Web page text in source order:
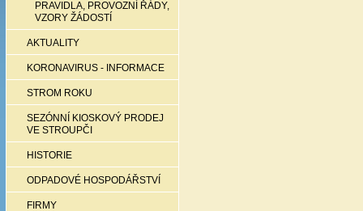
PRAVIDLA, PROVOZNÍ ŘÁDY,
VZORY ŽÁDOSTÍ
AKTUALITY
KORONAVIRUS - INFORMACE
STROM ROKU
SEZÓNNÍ KIOSKOVÝ PRODEJ
VE STROUPČI
HISTORIE
ODPADOVÉ HOSPODÁŘSTVÍ
FIRMY